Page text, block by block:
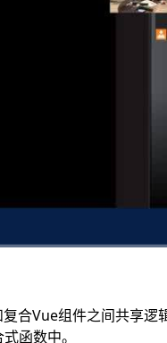
合Vue组件之间共享逻
函数中。